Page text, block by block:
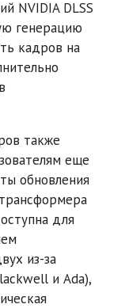
NVIDIA DLSS
генерацию
кадров на
также
еще
обновления
для
из-за
и Ada),